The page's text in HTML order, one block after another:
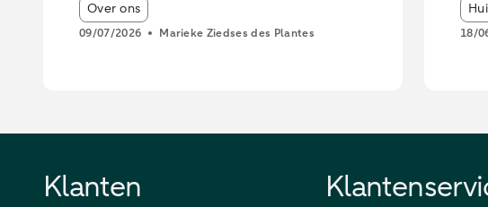
Article tags:
Over ons
09/07/2026 Marieke Ziedses des Plantes 18/
Klanten